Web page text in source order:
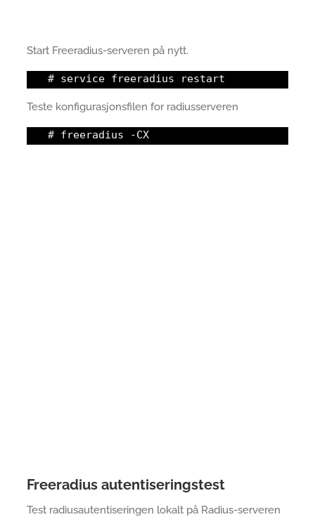
Start Freeradius-serveren på nytt.
# service freeradius restart
Teste konfigurasjonsfilen for radiusserveren
# freeradius -CX
Freeradius autentiseringstest
Test radiusautentiseringen lokalt på Radius-serveren